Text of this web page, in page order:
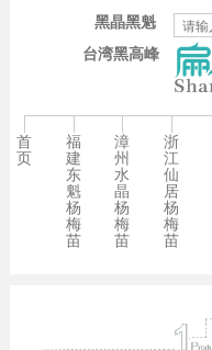
台湾黑高峰
黑晶黑魁
首
页
福
建
东
魁
杨
梅
苗
漳
州
水
晶
杨
梅
苗
浙
江
仙
居
杨
梅
苗